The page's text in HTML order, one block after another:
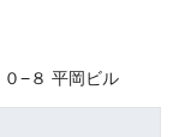
−８ 平岡ビル